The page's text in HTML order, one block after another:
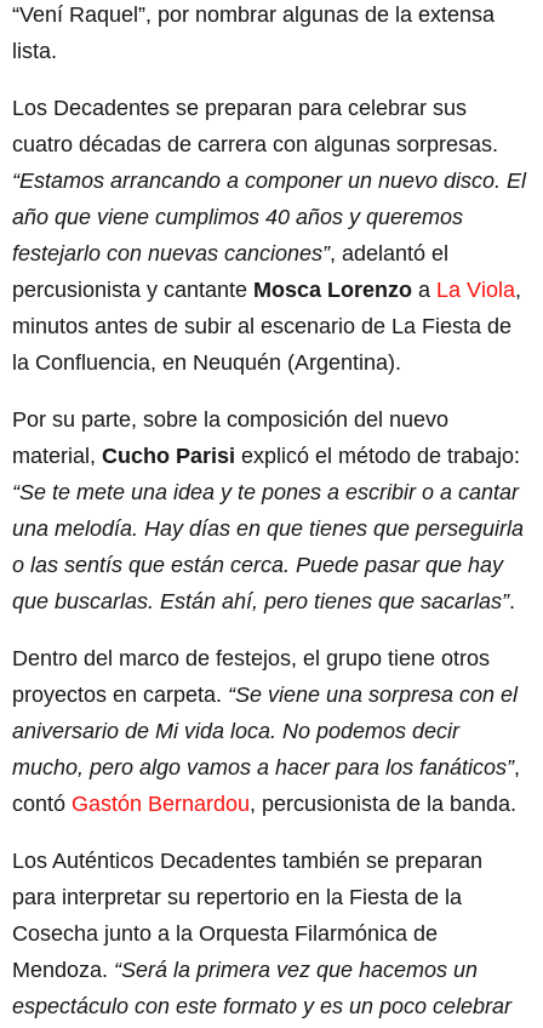
“Vení Raquel”, por nombrar algunas de la extensa
lista.
Los Decadentes se preparan para celebrar sus
cuatro décadas de carrera con algunas sorpresas.
“Estamos arrancando a componer un nuevo disco. El
año que viene cumplimos 40 años y queremos
festejarlo con nuevas canciones”, adelantó el
percusionista y cantante Mosca Lorenzo a La Viola,
minutos antes de subir al escenario de La Fiesta de
la Confluencia, en Neuquén (Argentina).
Por su parte, sobre la composición del nuevo
material, Cucho Parisi explicó el método de trabajo:
“Se te mete una idea y te pones a escribir o a cantar
una melodía. Hay días en que tienes que perseguirla
o las sentís que están cerca. Puede pasar que hay
que buscarlas. Están ahí, pero tienes que sacarlas”.
Dentro del marco de festejos, el grupo tiene otros
proyectos en carpeta. “Se viene una sorpresa con el
aniversario de Mi vida loca. No podemos decir
mucho, pero algo vamos a hacer para los fanáticos”,
contó Gastón Bernardou, percusionista de la banda.
Los Auténticos Decadentes también se preparan
para interpretar su repertorio en la Fiesta de la
Cosecha junto a la Orquesta Filarmónica de
Mendoza. “Será la primera vez que hacemos un
espectáculo con este formato y es un poco celebrar